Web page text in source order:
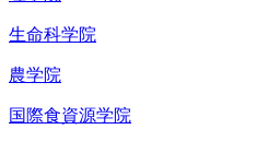
生命科学院
農学院
国際食資源学院